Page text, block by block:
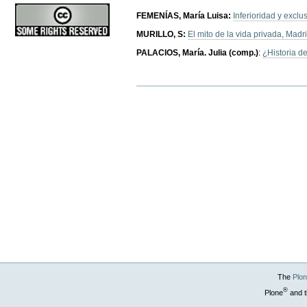
FEMENÍAS,María Luisa: Inferioridad y
MURILLO, S: El mito de la vida privada,
PALACIOS, María. Julia (comp.):¿Historia
The
Plone®and